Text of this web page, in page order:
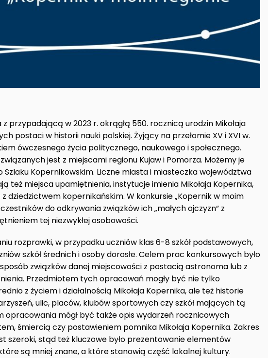
przypadającą w 2023 r. okrągłą 550. rocznicą urodzin Mikołaja
postaci w historii nauki polskiej. Żyjący na przełomie XV i XVI w.
ówczesnego życia politycznego, naukowego i społecznego.
jest z miejscami regionu Kujaw i Pomorza. Możemy je
Kopernikowskim. Liczne miasta i miasteczka województwa
też miejsca upamiętnienia, instytucje imienia Mikołaja Kopernika,
dziedzictwem kopernikańskim. W konkursie „Kopernik w moim
do odkrywania związków ich „małych ojczyzn” z
tej niezwykłej osobowości.
rozprawki, w przypadku uczniów klas 6-8 szkół podstawowych,
szkół średnich i osoby dorosłe. Celem prac konkursowych było
związków danej miejscowości z postacią astronoma lub z
Przedmiotem tych opracowań mogły być nie tylko
z życiem i działalnością Mikołaja Kopernika, ale też historie
ulic, placów, klubów sportowych czy szkół mających tą
opracowania mógł być także opis wydarzeń rocznicowych
śmiercią czy postawieniem pomnika Mikołaja Kopernika. Zakres
szeroki, stąd też kluczowe było prezentowanie elementów
są mniej znane, a które stanowią część lokalnej kultury.